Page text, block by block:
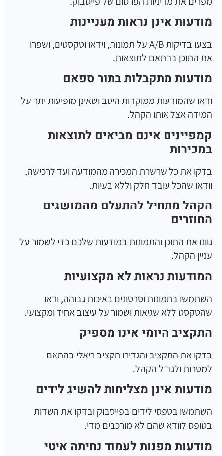
מודעות אינן נראות מעניינות
בצעו בדיקות A/B על תמונות, וידאו וטקסטים, ושפרו
את התוכן בהתאם לתוצאות.
מודעות מתקבלות בתור ספאם
ודאו שהמודעות ממוקדות היטב ושאינן מופיעות יתר על
המידה אצל אותו הקהל.
קמפיינים אינם מביאים לתוצאות
במכירות
בדקו את כל שרשרת המכירה מהמודעה ועד לרכישה,
וודאו שהכל עובד חלק וללא בעיות.
הקהל מתחיל להתעלם מהמושגים
החוזרים
גוונו את התוכן והתמונות במודעות שלכם כדי לשמור על
עניין הקהל.
המודעות נראות לא מקצועיות
השתמשו בתמונות וסרטונים באיכות גבוהה, ודאו
שהטקסט ללא שגיאות ושמור על עיצוב אחיד ומקצועי.
התקציב היומי אינו מספיק
בדקו את התקציב והגדירו תקציב ריאלי בהתאם
למטרות ולגודל הקהל.
מודעות אינן מצליחות להשיג לידים
השתמשו בטפסי לידים בפייסבוק ובדקו את השדות
בטופס לוודא שהם לא מורכבים מדי.
מודעות מפנות לעמוד נחיתה איטי